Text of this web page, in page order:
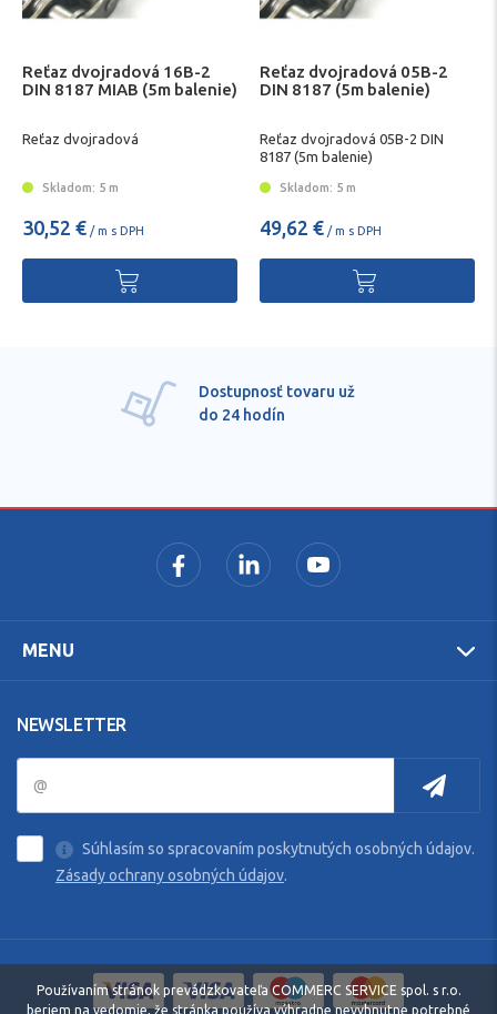
Reťaz dvojradová 16B-2
DIN 8187 MIAB (5m balenie)
Reťaz dvojradová
Skladom: 5 m
30,52 € / m s DPH
Reťaz dvojradová 05B-2
DIN 8187 (5m balenie)
Reťaz dvojradová 05B-2 DIN
8187 (5m balenie)
Skladom: 5 m
49,62 € / m s DPH
MENU
NEWSLETTER
Súhlasím so spracovaním poskytnutých osobných údajov.
Zásady ochrany osobných údajov.
Používaním stránok prevádzkovateľa COMMERC SERVICE spol. s r.o.
beriem na vedomie, že stránka používa výhradne nevyhnutne potrebné